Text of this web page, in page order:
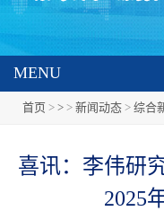
MENU
首页 > > > 新闻动态 > 综合
喜讯：李伟研
2025